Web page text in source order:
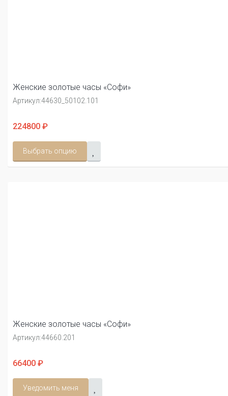
Женские золотые часы «Софи»
Артикул:44630_50102.101
224800 ₽
Выбрать опцию
Женские золотые часы «Софи»
Артикул:44660.201
66400 ₽
Уведомить меня